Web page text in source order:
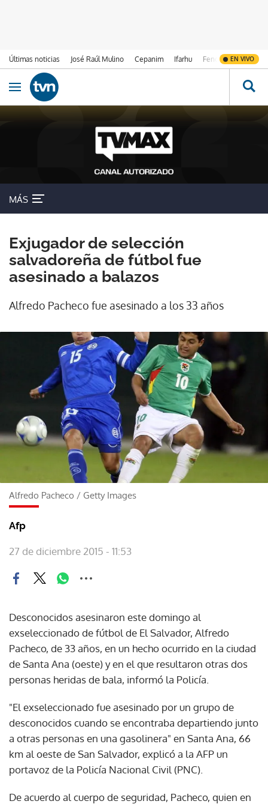
Últimas noticias José Raúl Mulino Cepanim Ifarhu Fenómeno de El
EN VIVO
Ir al contenido
Obrir navegació
MÁS
Exjugador de selección
salvadoreña de fútbol fue
asesinado a balazos
Alfredo Pacheco fue asesinado a los 33 años
Alfredo Pacheco / Getty Images
Afp
27 de diciembre 2015 - 11:53
Desconocidos asesinaron este domingo al
exseleccionado de fútbol de El Salvador, Alfredo
Pacheco, de 33 años, en un hecho ocurrido en la ciudad
de Santa Ana (oeste) y en el que resultaron otras dos
personas heridas de bala, informó la Policía.
"El exseleccionado fue asesinado por un grupo de
desconocidos cuando se encontraba departiendo junto
a otras personas en una gasolinera" en Santa Ana, 66
km al oeste de San Salvador, explicó a la AFP un
portavoz de la Policía Nacional Civil (PNC).
De acuerdo al cuerpo de seguridad, Pacheco, quien en